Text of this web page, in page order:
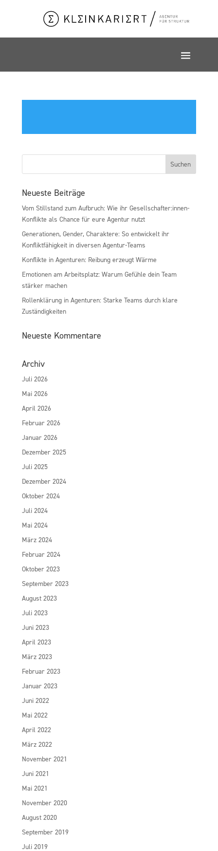
Neueste Beiträge
Vom Stillstand zum Aufbruch: Wie ihr Gesellschafter:innen-
Konflikte als Chance für eure Agentur nutzt
Generationen, Gender, Charaktere: So entwickelt ihr
Konfliktfähigkeit in diversen Agentur-Teams
Konflikte in Agenturen: Reibung erzeugt Wärme
Emotionen am Arbeitsplatz: Warum Gefühle dein Team
stärker machen
Rollenklärung in Agenturen: Starke Teams durch klare
Zuständigkeiten
Neueste Kommentare
Archiv
Juli 2026
Mai 2026
April 2026
Februar 2026
Januar 2026
Dezember 2025
Juli 2025
Dezember 2024
Oktober 2024
Juli 2024
Mai 2024
März 2024
Februar 2024
Oktober 2023
September 2023
August 2023
Juli 2023
Juni 2023
April 2023
März 2023
Februar 2023
Januar 2023
Juni 2022
Mai 2022
April 2022
März 2022
November 2021
Juni 2021
Mai 2021
November 2020
August 2020
September 2019
Juli 2019